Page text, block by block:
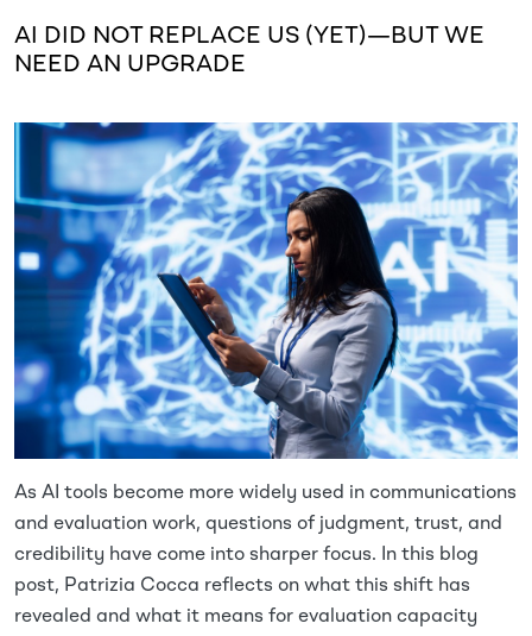
AI DID NOT REPLACE US (YET)—BUT WE
NEED AN UPGRADE
As AI tools become more widely used in communications
and evaluation work, questions of judgment, trust, and
credibility have come into sharper focus. In this blog
post, Patrizia Cocca reflects on what this shift has
revealed and what it means for evaluation capacity
Image